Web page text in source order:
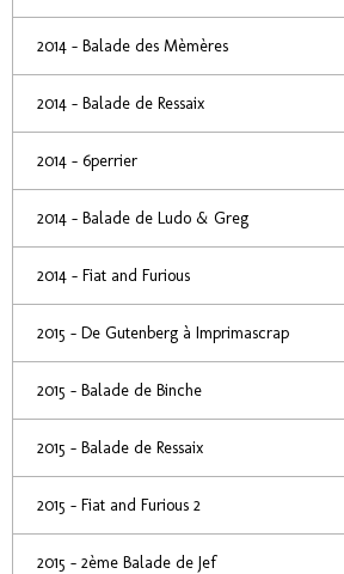
2014 - Balade des Mèmères
2014 - Balade de Ressaix
2014 - 6perrier
2014 - Balade de Ludo & Greg
2014 - Fiat and Furious
2015 - De Gutenberg à Imprimascrap
2015 - Balade de Binche
2015 - Balade de Ressaix
2015 - Fiat and Furious 2
2015 - 2ème Balade de Jef